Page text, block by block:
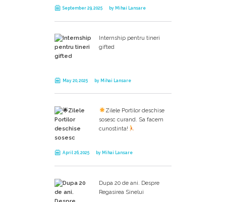
September 29, 2025 by Mihai Lansare
Internship pentru tineri
gifted
May 20, 2025 by Mihai Lansare
Zilele Portilor deschise
sosesc curand. Sa facem
cunostinta!
April 26, 2025 by Mihai Lansare
Dupa 20 de ani. Despre
Regasirea Sinelui